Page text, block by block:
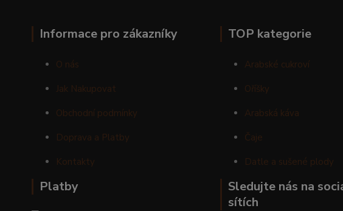
Informace pro zákazníky
O nás
Jak Nakupovat
Obchodní podmínky
Doprava a Platby
Kontakty
Platby
TOP kategorie
Arabské cukroví
Oříšky
Arabská káva
Čaje
Datle a sušené plody
Sledujte nás na
sítích